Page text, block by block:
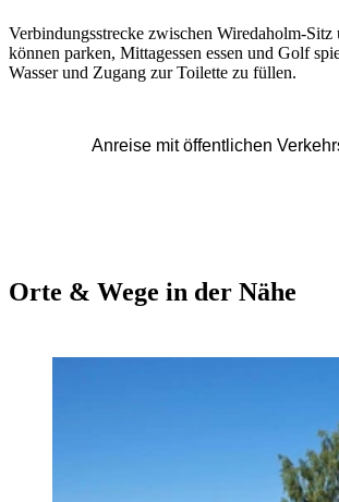
Verbindungsstrecke zwischen Wiredaholm-
können parken, Mittagessen essen und Golf
Wasser und Zugang zur Toilette zu füllen.
Anreise mit öffentlichen
Orte & Wege in der Nähe